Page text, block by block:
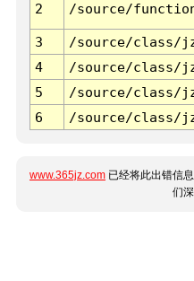
2 /source/
3 /source/class/
4
/source/class/
5
/source/class/
6
/source/class/
www.365jz.com 已经将此出错信
们